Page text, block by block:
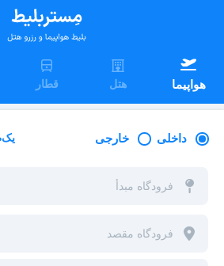
هواپیما هتل قطار
داخلی خارجی